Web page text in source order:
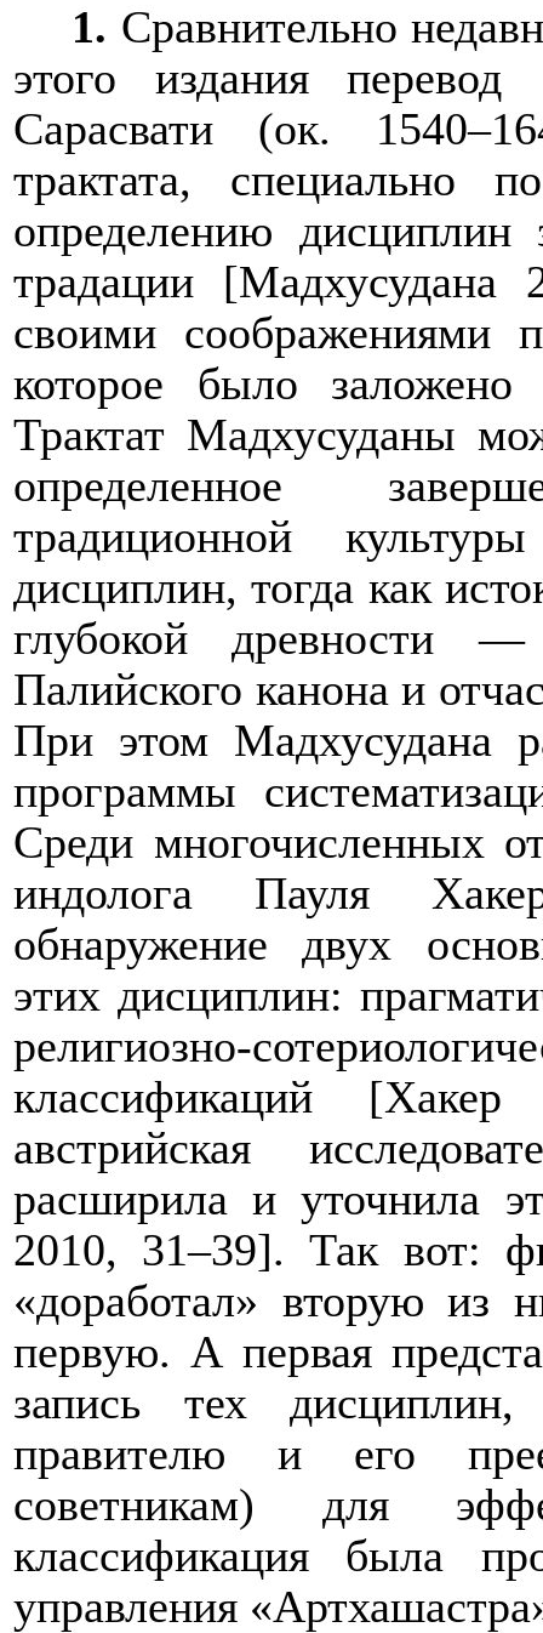
1. Сравнительно
этого издания перевод
Сарасвати (ок.
трактата, специально
определению дисциплин
традации [Мадхусудана
своими соображениями
которое было
Трактат Мадхусуданы
определенное
традиционной
дисциплин, тогда как
глубокой древности
Палийского канона и
При этом Мадхусудана
программы
Среди многочисленных
индолога Пауля
обнаружение двух
этих дисциплин:
религиозно-
классификаций
австрийская
расширила и уточнила
2010, 31–39]. Так вот:
«доработал» вторую из
первую. А первая
запись тех
правителю и его
советникам) для
классификация была
управления